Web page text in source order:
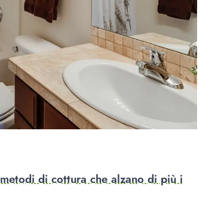
di cottura che alzano di più i